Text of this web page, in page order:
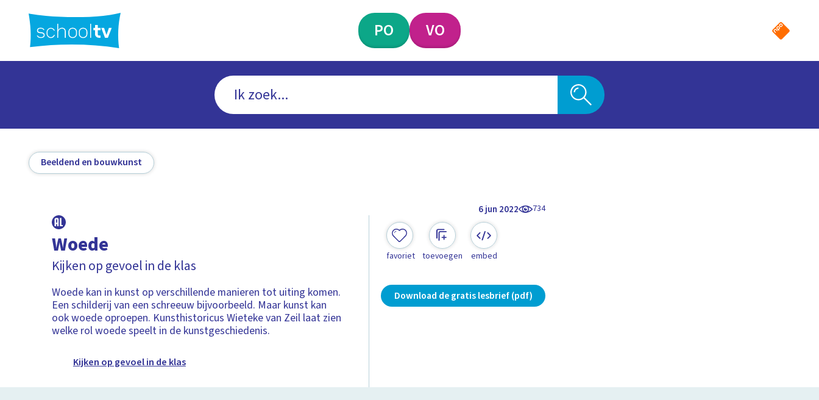
hoofdinhoud
PO VO
Beeldend en bouwkunst
6 jun 2022 734
Woede
Kijken op gevoel in de klas
Woede kan in kunst op verschillende manieren tot uiting komen.
Een schilderij van een schreeuw bijvoorbeeld. Maar kunst kan
ook woede oproepen. Kunsthistoricus Wieteke van Zeil laat zien
welke rol woede speelt in de kunstgeschiedenis.
Kijken op gevoel in de klas
favoriet toevoegen embed
Download de gratis lesbrief (pdf)